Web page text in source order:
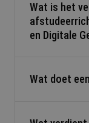
De opleiding
voortgezet
techniek, met
Informatica.
Intelligence
Wat is het
en Digitale
Science &
Wat doet